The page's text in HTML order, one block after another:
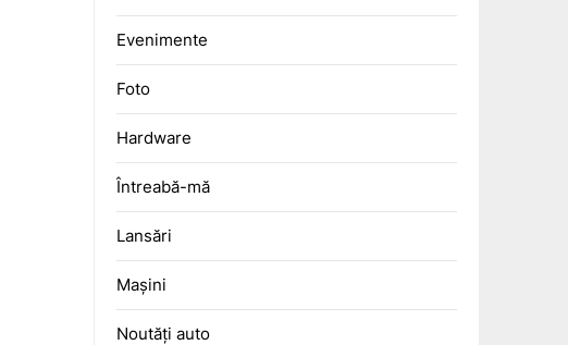
Evenimente
Foto
Hardware
Întreabă-mă
Lansări
Mașini
Noutăți auto